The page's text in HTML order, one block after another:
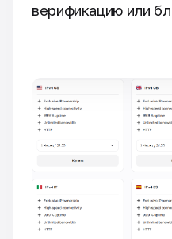
верификацию или